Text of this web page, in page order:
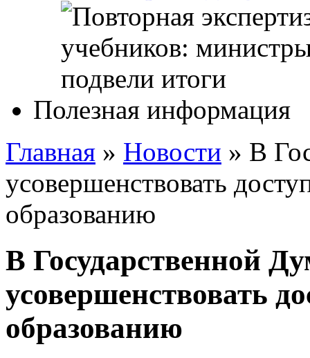
Полезная информация
Главная » Новости » В
усовершенствовать
образованию
В Государственной
усовершенствовать
образованию